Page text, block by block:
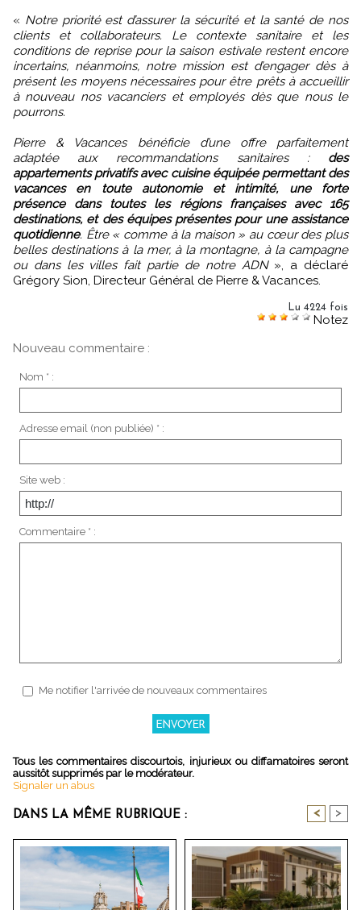
« Notre priorité est d’assurer la sécurité et la santé de nos
clients et collaborateurs. Le contexte sanitaire et les
conditions de reprise pour la saison estivale restent encore
incertains, néanmoins, notre mission est d’engager dès à
présent les moyens nécessaires pour être prêts à accueillir
à nouveau nos vacanciers et employés dès que nous le
pourrons.
Pierre & Vacances bénéficie d’une offre parfaitement
adaptée aux recommandations sanitaires :des
appartements privatifs avec cuisine équipée permettant des
vacances en toute autonomie et intimité, une forte
présence dans toutes les régions françaises avec 165
destinations, et des équipes présentes pour une assistance
quotidienne. Être « comme à la maison » au cœur des plus
belles destinations à la mer, à la montagne, à la campagne
ou dans les villes fait partie de notre ADN», a déclaré
Grégory Sion, Directeur Général de Pierre & Vacances.
Lu 4224 fois
Notez
Nouveau commentaire :
Nom * :
Adresse email (non publiée) * :
Site web :
Commentaire * :
Me notifier l'arrivée de nouveaux commentaires
Tous les commentaires discourtois, injurieux ou diffamatoires seront
aussitôt supprimés par le modérateur.
Signaler un abus
DANS LA MÊME RUBRIQUE : < >